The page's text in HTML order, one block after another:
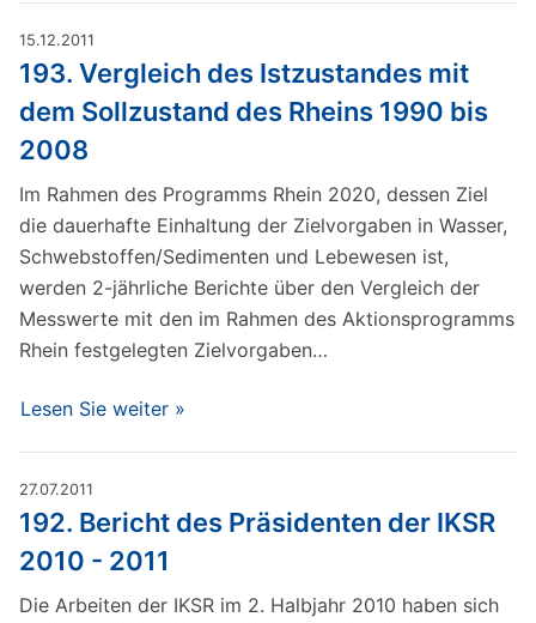
15.12.2011
193. Vergleich des Istzustandes mit
dem Sollzustand des Rheins 1990 bis
2008
Im Rahmen des Programms Rhein 2020, dessen Ziel
die dauerhafte Einhaltung der Zielvorgaben in Wasser,
Schwebstoffen/Sedimenten und Lebewesen ist,
werden 2-jährliche Berichte über den Vergleich der
Messwerte mit den im Rahmen des Aktionsprogramms
Rhein festgelegten Zielvorgaben…
Lesen Sie weiter »
27.07.2011
192. Bericht des Präsidenten der IKSR
2010 - 2011
Die Arbeiten der IKSR im 2. Halbjahr 2010 haben sich